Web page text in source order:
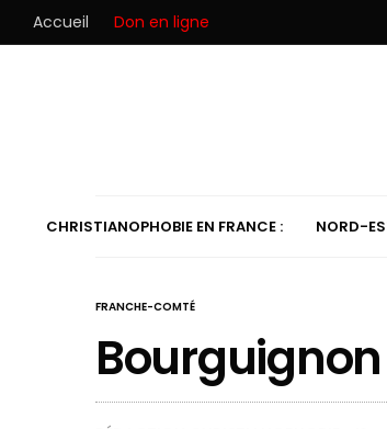
Accueil Don en ligne
CHRISTIANOPHOBIE EN FRANCE : NORD-
FRANCHE-COMTÉ